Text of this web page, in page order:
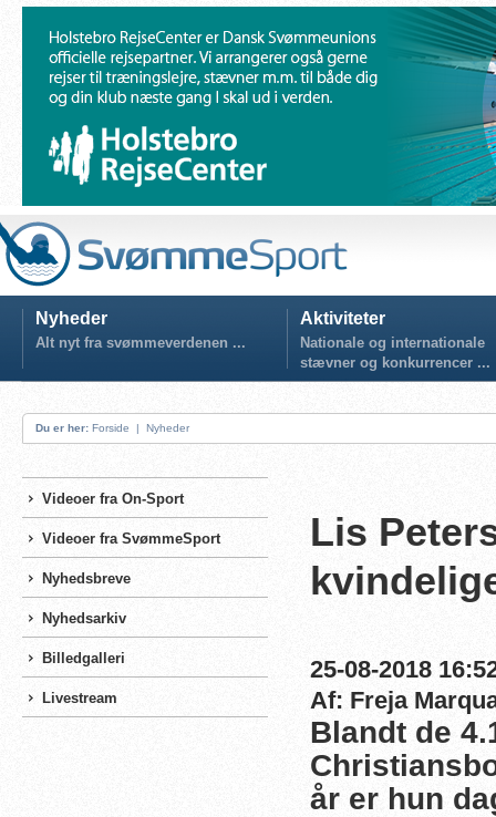
Nyheder
Alt nyt fra svømmeverdenen ...
Aktiviteter
Nationale og internationale
stævner og konkurrencer ...
Du er her: Forside | Nyheder
Videoer fra On-Sport
Videoer fra SvømmeSport
Nyhedsbreve
Nyhedsarkiv
Billedgalleri
Livestream
Lis
25-08-2018
Af: Freja
Blandt de
år er hun